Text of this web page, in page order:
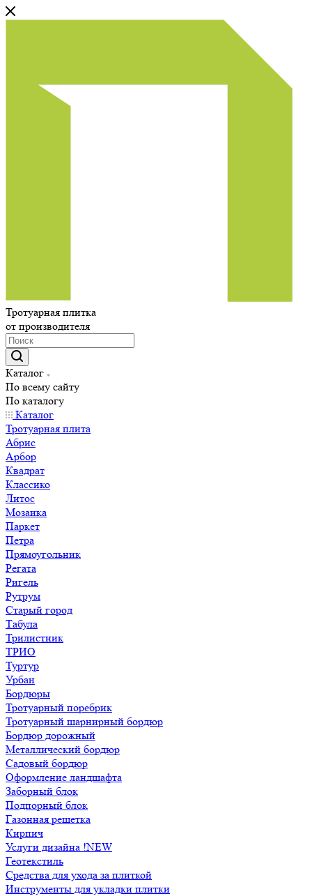
Тротуарная плитка
от производителя
Каталог
По всему сайту
По каталогу
Каталог
Тротуарная плита
Абрис
Арбор
Квадрат
Классико
Литос
Мозаика
Паркет
Петра
Прямоугольник
Регата
Ригель
Рутрум
Старый город
Табула
Трилистник
ТРИО
Туртур
Урбан
Бордюры
Тротуарный поребрик
Тротуарный шарнирный бордюр
Бордюр дорожный
Металлический бордюр
Садовый бордюр
Оформление ландшафта
Заборный блок
Подпорный блок
Газонная решетка
Кирпич
Услуги дизайна !NEW
Геотекстиль
Средства для ухода за плиткой
Инструменты для укладки плитки